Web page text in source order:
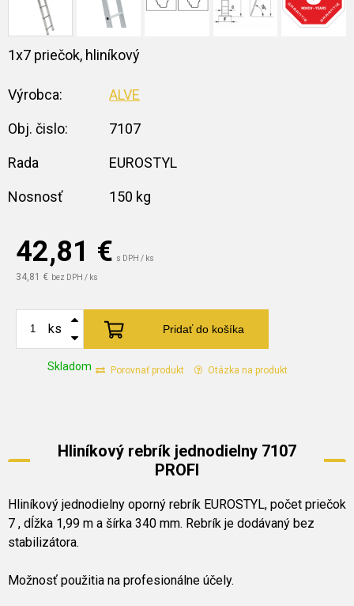
42,81 € s DPH / ks
34,81 € bez DPH / ks
Skladom
ks Pridať do košíka
Porovnať produkt Otázka na produkt
1x7 priečok, hliníkový
Výrobca: ALVE
Obj. čislo: 7107
Rada EUROSTYL
Nosnosť 150 kg
Hliníkový rebrík jednodielny 7107
PROFI
Hliníkový jednodielny oporný rebrík EUROSTYL, počet priečok
7 , dĺžka 1,99 m a šírka 340 mm. Rebrík je dodávaný bez
stabilizátora.
Možnosť použitia na profesionálne účely.